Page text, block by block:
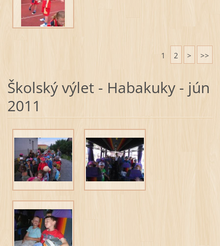
1 2 > >>
Školský výlet - Habakuky - jún
2011